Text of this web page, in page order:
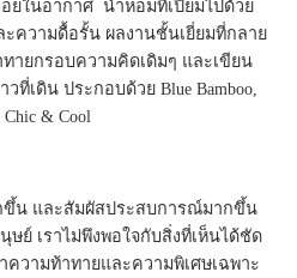
ยในอากาศ น้ำหอมที่เปี่ยมไปด้วย
ความดื้อรั้น ผลงานชั้นเยี่ยมที่กลาย
ายกรอบความคิดเดิมๆ และเขียน
วที่เดิน ประกอบด้วย Blue Bamboo,
& Cool
ขึ้น และสัมผัสประสบการณ์มากขึ้น
ย์ เราไม่พึงพอใจกับสิ่งที่เห็นได้ชัด
วามท้าทายและความพิเศษเฉพาะ